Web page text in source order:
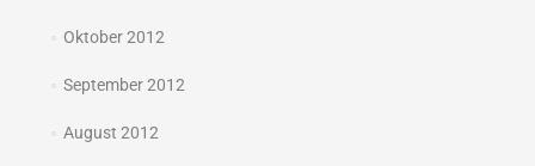
Oktober 2012
September 2012
August 2012